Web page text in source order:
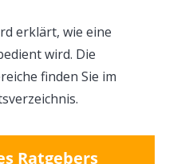
erklärt, wie eine
wird. Die
finden Sie im
Ratgebers